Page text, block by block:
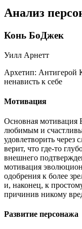
Анализ
Конь БоДжек
Уилл Арнетт
Архетип: Антигерой
ненависть к себе
Мотивация
Основная мотивация
любимым и
удовлетворить через
верит, что где-то
внешнего
мотивация
одобрения к более
и, наконец, к
причинив никому
Развитие персонажа